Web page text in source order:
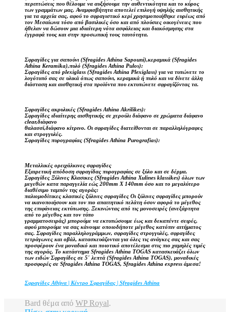
περιπτώσεις που θέλουμε να αυξήσουμε την αυθεντικότητα και το κύρος
των γραμμάτων μας. Αναμφισβήτητα αποτελεί επιλογή υψηλής αισθητικής
για τα αρχεία σας, αφού το σφραγιστικό κερί χρησιμοποιήθηκε ευρέως από
τον Μεσαίωνα τόσο από βασιλικές όσο και από πλούσιες οικογένειες που
ήθελαν να δώσουν μια ιδιαίτερη νότα ασφάλειας και διακόσμησης στα
έγγραφά τους και στην προσωπική τους ταυτότητα.
Σφραγίδες για σαπούνι (Sfragides Athina Sapouni),κεραμικά (Sfragides
Athina Keramika),πυλό (Sfragides Athina Pulos):
Σφραγίδες από plexiglass (Sfragides Athina Plexiglass) για να τυπώνετε το
λογότυπό σας σε υλικά όπως σαπούνι, κεραμικά ή πυλό και να δίνετε άλλη
διάσταση και αισθητική στα προϊόντα που εκτυπώνετε σφραγίζόντας τα.
Σφραγίδες ακρυλικές (Sfragides Athina Akrilikes):
Σφραγίδες ιδιαίτερης αισθητικής σε χερούλι διάφανο σε χρώματα διάφανο
clear,διάφανο
θαλασσί,διάφανο κίτρινο. Οι σφραγίδες διατείθονται σε παραλληλόγραφες
και στρογγυλές.
Σφραγίδες πυρογραφίας (Sfragides Athina Purografias):
Μεταλλικές ορειχάλκινες σφραγίδες
Εξαιρετική απόδοση σφραγίδας πυρογραφίας σε ξύλο και σε δέρμα.
Σφραγίδες Ξύλινες Κλασικες (Sfragides Athina Xulines klassikes) όλων των
μεγεθών κατα παραγγελία εώς 200mm X 140mm όσο και το μεγαλύτερο
διαθέσιμο ταμπόν της αγοράς:
παλιομοδίτικες κλασικές ξύλινες σφραγίδες Οι ξύλινες σφραγίδες μπορούν
να ικανοποιήσουν και τον πιο απαιτητικό πελάτη όσον αφορά το μέγεθος
της επιφάνειας εκτύπωσης. Ξεκινώντας από τις μονοσειρές (ανεξάρτητα
από το μέγεθος και τον τύπο
γραμματοσειράς) μπορούμε να εκτυπώσουμε έως και δεκαπέντε σειρές,
αφού μπορούμε να σας κάνουμε οποιοδήποτε μέγεθος κατόπιν αιτήματος
σας. Σφραγίδες παραλληλογράμμων, σφραγίδες στρογγυλές, σφραγίδες
τετράγωνες και οβάλ, κατασκευάζονται για όλες τις ανάγκες σας και σας
προσφέρουν ένα μοναδικό και ποιοτικό αποτέλεσμα στις πιο χαμηλές τιμές
της αγοράς. Το κατάστημα Sfragides Athina TOGAS κατασκευάζει όλων
των ειδών Σφραγίδες σε 5΄ λεπτά (Sfragides Athina TOGAS), μοναδικές
προσφορές σε Sfragides Athina TOGAS, Sfragides Athina express άμεσα!
Σφραγίδες Αθήνα | Κέντρο Σφραγίδας | Sfragides Athina
Bard θέμα από WP Royal.